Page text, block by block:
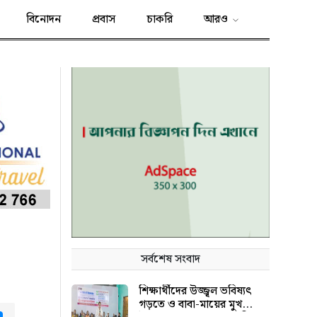
বিনোদন প্রবাস চাকরি আরও
সর্বশেষ সংবাদ
শিক্ষার্থীদের উজ্জ্বল ভবিষ্যৎ
গড়তে ও বাবা-মায়ের মুখ